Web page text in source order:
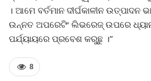
। ଆମେ ବର୍ତମାନ ଦୀର୍ଘକାଳୀନ ଉତ୍ପାଦନ
ଉନ୍ନତ ଅପରେଟିଂ ଲିଭରେଜ୍ ଉପରେ
ପର୍ଯ୍ୟାୟରେ ପ୍ରବେଶ କରୁଛୁ ।”
8